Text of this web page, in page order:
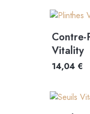
Contre-
Vitality
14,04 €